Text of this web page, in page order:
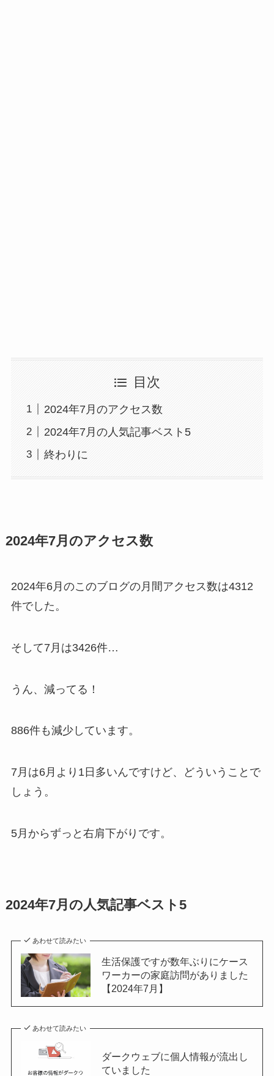
目次
2024年7月のアクセス数
2024年7月の人気記事ベスト5
終わりに
2024年7月のアクセス数
2024年6月のこのブログの月間アクセス数は4312
件でした。
そして7月は3426件…
うん、減ってる！
886件も減少しています。
7月は6月より1日多いんですけど、どういうことで
しょう。
5月からずっと右肩下がりです。
2024年7月の人気記事ベスト5
あわせて読みたい
生活保護ですが数年ぶりにケース
ワーカーの家庭訪問がありました
【2024年7月】
あわせて読みたい
ダークウェブに個人情報が流出し
ていました